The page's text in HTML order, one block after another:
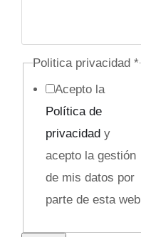
Politica privacidad *
Acepto la
Política de
privacidady
acepto la gestión
de mis datos por
parte de esta web